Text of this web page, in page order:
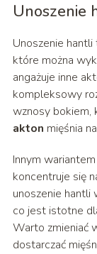
Unoszenie
Unoszenie
które można
angażuje inne
kompleksowy
wznosy bokiem,
akton mięśnia
Innym
koncentruje się
unoszenie hantli
co jest istotne
Warto zmieniać
dostarczać